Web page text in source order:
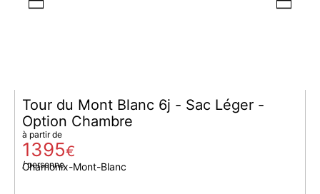
Tour du Mont Blanc 6j - Sac Léger -
Option Chambre
Chamonix-Mont-Blanc
à partir de
1395€
/ personne